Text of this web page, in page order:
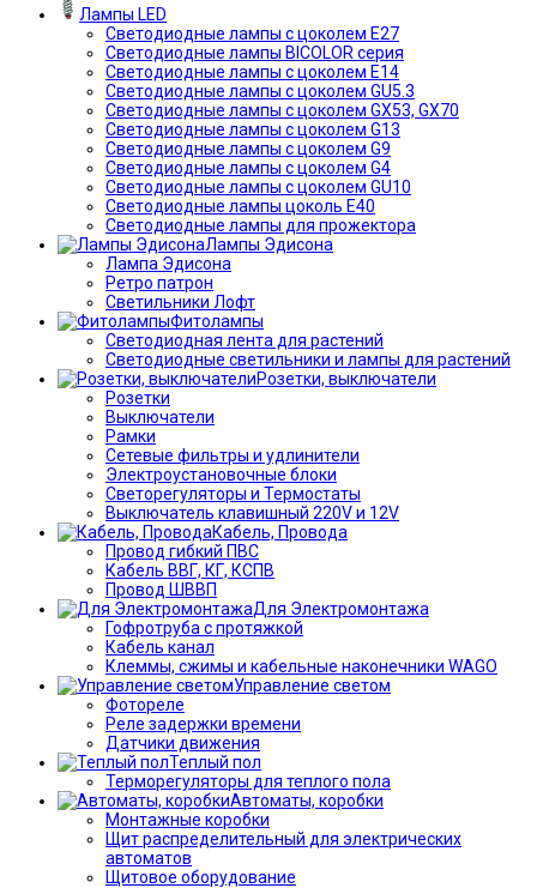
Лампы LED
Светодиодные лампы с цоколем E27
Светодиодные лампы BICOLOR серия
Светодиодные лампы с цоколем E14
Светодиодные лампы с цоколем GU5.3
Светодиодные лампы с цоколем GX53, GX70
Светодиодные лампы с цоколем G13
Светодиодные лампы с цоколем G9
Светодиодные лампы с цоколем G4
Светодиодные лампы с цоколем GU10
Светодиодные лампы цоколь Е40
Светодиодные лампы для прожектора
Лампы Эдисона
Лампа Эдисона
Ретро патрон
Светильники Лофт
Фитолампы
Светодиодная лента для растений
Светодиодные светильники и лампы для растений
Розетки, выключатели
Розетки
Выключатели
Рамки
Сетевые фильтры и удлинители
Электроустановочные блоки
Светорегуляторы и Термостаты
Выключатель клавишный 220V и 12V
Кабель, Провода
Провод гибкий ПВС
Кабель ВВГ, КГ, КСПВ
Провод ШВВП
Для Электромонтажа
Гофротруба с протяжкой
Кабель канал
Клеммы, сжимы и кабельные наконечники WAGO
Управление светом
Фотореле
Реле задержки времени
Датчики движения
Теплый пол
Терморегуляторы для теплого пола
Автоматы, коробки
Монтажные коробки
Щит распределительный для электрических
автоматов
Щитовое оборудование